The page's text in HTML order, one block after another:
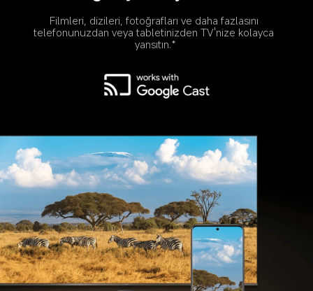
Filmleri, dizileri, fotoğrafları ve daha fazlasını
telefonunuzdan veya tabletinizden TV'nize kolayca
yansıtın.*